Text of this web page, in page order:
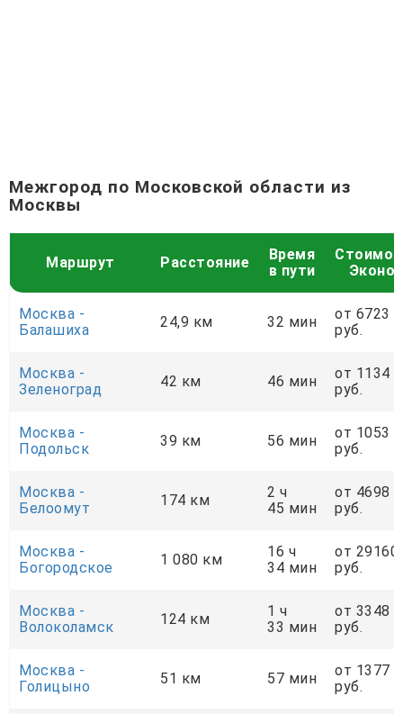
Межгород по Московской области из
Москвы
Маршрут Расстояние
Время
в пути
Москва -
Балашиха
24,9 км 32 мин
от 6723
руб.
Москва -
Зеленоград
42 км 46 мин
от 1134
руб.
Москва -
Подольск
39 км 56 мин
от 1053
руб.
Москва -
Белоомут
174 км
2 ч
45 мин
от 4698
руб.
Москва -
Богородское
1 080 км
16 ч
34 мин
от 29160
руб.
Москва -
Волоколамск
124 км
1 ч
33 мин
от 3348
руб.
Москва -
Голицыно
51 км 57 мин
от 1377
руб.